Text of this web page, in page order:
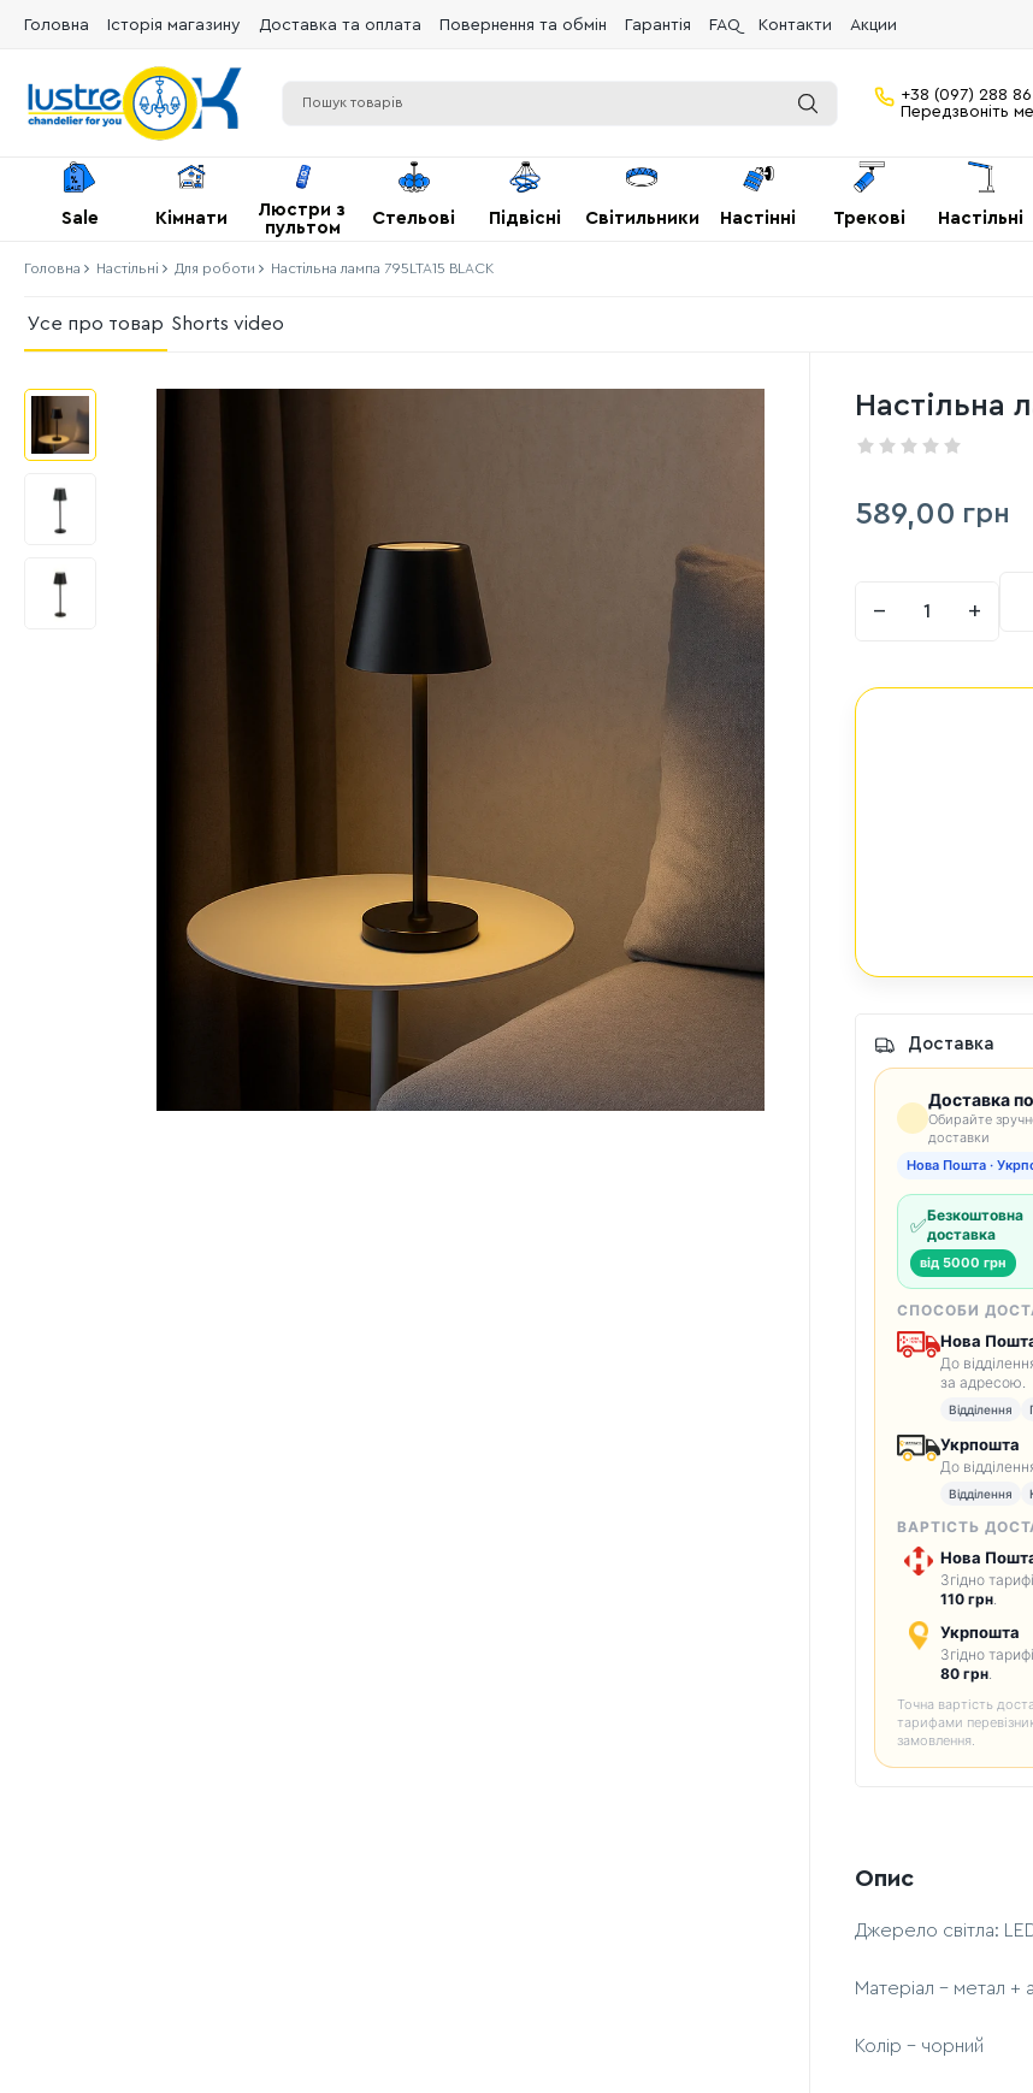
Головна Історія магазину Доставка та оплата Повернення та обмін Гарантія FAQ Контакти Акции
+38 (097) 288 86
Передзвоніть
Sale Кімнати
Люстри з
пультом
Стельові Підвісні Світильники Настінні Трекові Настільні
Головна Настільні Для роботи Настільна лампа 795LTA15 BLACK
Усе про товар Shorts video
Настільна
589,00 грн
− +
Доставка
Доставка по
Обирайте
доставки
Нова Пошта ·
✅Безкоштовна
доставка
від 5000 грн
СПОСОБИ
Нова
До
за адресою.
Відділення
Укрпошта
До
Відділення
ВАРТІСТЬ
Нова
Згідно
110 грн.
Укрпошта
Згідно
80 грн.
Точна вартість
тарифами
замовлення.
Опис
Джерело світла:
Матеріал – метал +
Колір – чорний